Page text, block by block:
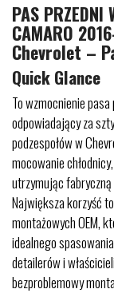
PAS PRZEDNI
CAMARO
Chevrolet –
Quick Glance
To wzmocnienie
odpowiadający za
podzespołów w
mocowanie
utrzymując
Największa korzyść
montażowych OEM,
idealnego
detailerów i
bezproblemowy